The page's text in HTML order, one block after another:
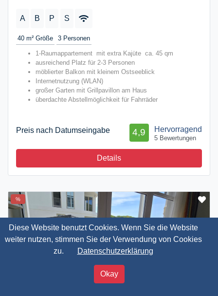
Diese Website benutzt Cookies. Wenn Sie die Website
weiter nutzen, stimmen Sie der Verwendung von Cookies
zu.
Datenschutzerklärung
Okay
A B P S
40 m² Größe 3 Personen
1-Raumappartement mit extra Kajüte ca. 45 qm
ausreichend Platz für 2-3 Personen
möblierter Balkon mit kleinem Ostseeblick
Internetnutzung (WLAN)
großer Garten mit Grillpavillon am Haus
überdachte Abstellmöglichkeit für Fahrräder
Preis nach Datumseingabe Hervorragend
4,9
5 Bewertungen
Details
%